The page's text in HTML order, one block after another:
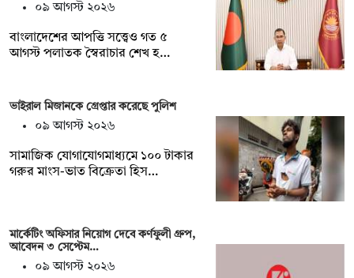
০৯ আগস্ট ২০২৬
বাংলাদেশের আপত্তি সত্ত্বেও গত ৫
আগস্ট পলাতক স্বৈরাচার শেখ হ…
ভাইরাল মিজানকে গ্রেপ্তার করেছে পুলিশ
০৯ আগস্ট ২০২৬
সামাজিক যোগাযোগমাধ্যমে ১০০ টাকার
গরুর মাংস-ভাত বিক্রেতা হিস…
মার্কেটিং অফিসার নিয়োগ দেবে কর্ণফুলী গ্রুপ,
আবেদন ৩ সেপ্টেম…
০৯ আগস্ট ২০২৬